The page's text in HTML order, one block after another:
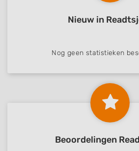
Nieuw in
Nog geen statistieken
Beoordelingen